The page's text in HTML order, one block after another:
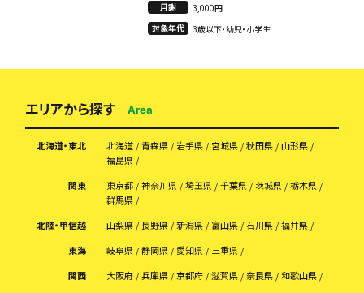
月謝
3,000円
対象年代
3歳以下・幼児・小学生
エリアから探す Area
北海道・東北 北海道 青森県 岩手県 宮城県 秋田県
山形県
福島県
関東
東京都 神奈川県 埼玉県 千葉県 茨城県
栃木県
群馬県
北陸・甲信越
山梨県 長野県 新潟県 富山県 石川県
福井県
東海
岐阜県 静岡県 愛知県
三重県
関西
大阪府 兵庫県 京都府 滋賀県 奈良県
和歌山県